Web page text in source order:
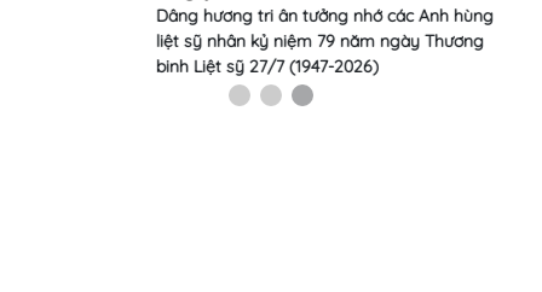
Bảo đảm hiệu quả đầu tư
nâng công suất và duy
sản xuất mỏ Cao Sơn